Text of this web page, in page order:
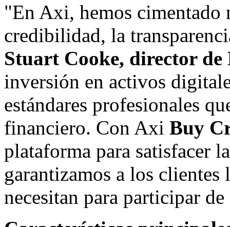
"En Axi, hemos cimentado
credibilidad, la
Stuart Cooke, director de
inversión en activos
estándares profesionales
financiero. Con Axi Buy
plataforma para satisfacer
garantizamos a los
necesitan para participar